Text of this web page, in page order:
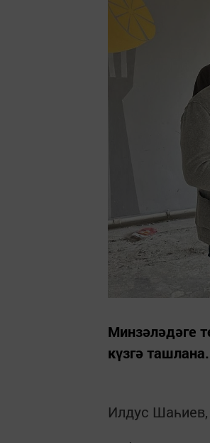
Минзәләдәге
күзгә ташлана.
Илдус